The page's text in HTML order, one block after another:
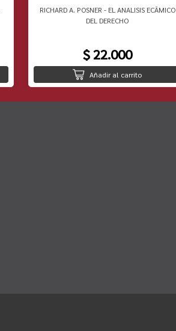
RICHARD A. POSNER - EL ANALISIS ECÃMICO
DEL DERECHO
$ 22.000
Añadir al carrito